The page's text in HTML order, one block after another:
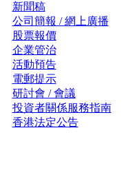
新聞稿
公司簡報 / 網上廣播
股票報價
企業管治
活動預告
電郵提示
研討會 / 會議
投資者關係服務指南
香港法定公告